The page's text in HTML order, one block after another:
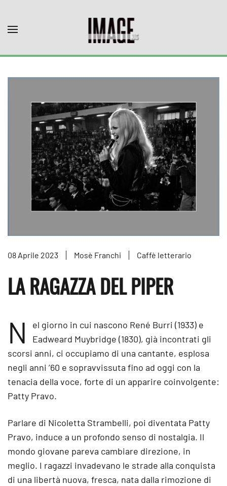
Skip to main content
08 Aprile 2023 Mosè Franchi Caffè letterario
LA RAGAZZA DEL PIPER
N
el giorno in cui nascono René Burri (1933) e
Eadweard Muybridge (1830), già incontrati gli
scorsi anni, ci occupiamo di una cantante, esplosa
negli anni ’60 e sopravvissuta fino ad oggi con la
tenacia della voce, forte di un apparire coinvolgente:
Patty Pravo.
Parlare di Nicoletta Strambelli, poi diventata Patty
Pravo, induce a un profondo senso di nostalgia. Il
mondo giovane pareva cambiare direzione, in
meglio. I ragazzi invadevano le strade alla conquista
di una libertà nuova, fresca, nata dalla rimozione di